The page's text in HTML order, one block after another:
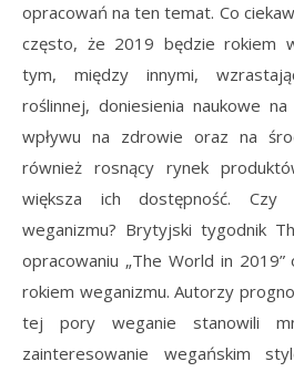
opracowań na ten temat. Co
często, że 2019 będzie rokiem
tym, między innymi,
roślinnej, doniesienia naukowe
wpływu na zdrowie oraz na
również rosnący rynek
większa ich dostępność.
weganizmu? Brytyjski tygodnik
opracowaniu „The World in 2019”
rokiem weganizmu. Autorzy
tej pory weganie stanowili
zainteresowanie wegańskim